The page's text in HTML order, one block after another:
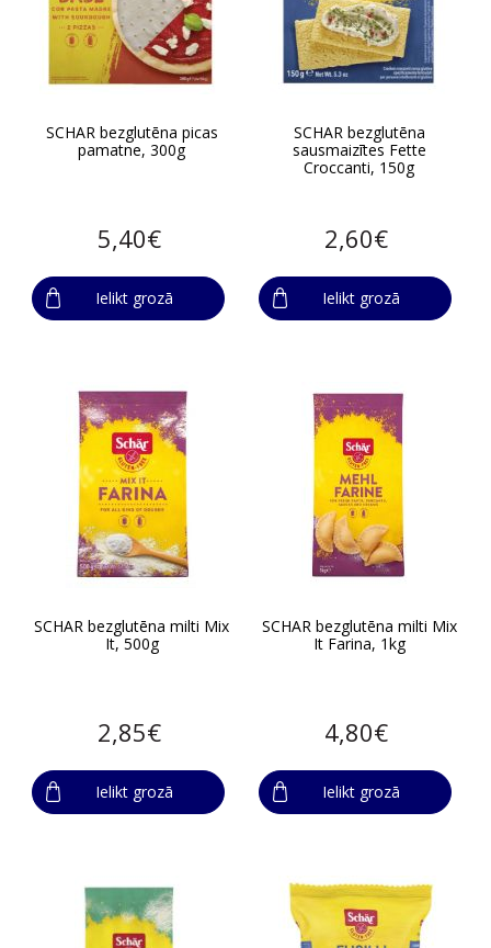
SCHAR bezglutēna picas
pamatne, 300g
5,40€
Ielikt grozā
SCHAR bezglutēna
sausmaizītes Fette
Croccanti, 150g
2,60€
Ielikt grozā
SCHAR bezglutēna milti Mix
It, 500g
2,85€
Ielikt grozā
SCHAR bezglutēna milti Mix
It Farina, 1kg
4,80€
Ielikt grozā